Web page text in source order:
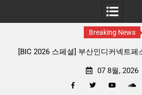
Breaking News
벌 출품 인디 리듬
판타지 케이팝 애
07 8월, 2026